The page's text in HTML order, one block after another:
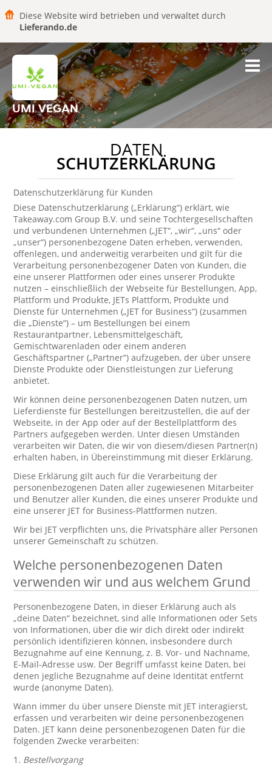
Diese Website wird betrieben und verwaltet durch
Lieferando.de
UMI VEGAN
DATEN
SCHUTZERKLÄRUNG
Datenschutzerklärung für Kunden
Diese Datenschutzerklärung („Erklärung“) erklärt, wie
Takeaway.com Group B.V. und seine Tochtergesellschaften
und verbundenen Unternehmen („JET“, „wir“, „uns“ oder
„unser“) personenbezogene Daten erheben, verwenden,
offenlegen, und anderweitig verarbeiten und gilt für die
Verarbeitung personenbezogener Daten von Kunden, die
eine unserer Plattformen oder eines unserer Produkte
nutzen – einschließlich der Webseite für Bestellungen, App,
Plattform und Produkte, JETs Plattform, Produkte und
Dienste für Unternehmen („JET for Business“) (zusammen
die „Dienste“) – um Bestellungen bei einem
Restaurantpartner, Lebensmittelgeschäft,
Gemischtwarenladen oder einem anderen
Geschäftspartner („Partner“) aufzugeben, der über unsere
Dienste Produkte oder Dienstleistungen zur Lieferung
anbietet.
Wir können deine personenbezogenen Daten nutzen, um
Lieferdienste für Bestellungen bereitzustellen, die auf der
Webseite, in der App oder auf der Bestellplattform des
Partners aufgegeben werden. Unter diesen Umständen
verarbeiten wir Daten, die wir von diesem/diesen Partner(n)
erhalten haben, in Übereinstimmung mit dieser Erklärung.
Diese Erklärung gilt auch für die Verarbeitung der
personenbezogenen Daten aller zugewiesenen Mitarbeiter
und Benutzer aller Kunden, die eines unserer Produkte und
eine unserer JET for Business-Plattformen nutzen.
Wir bei JET verpflichten uns, die Privatsphäre aller Personen
unserer Gemeinschaft zu schützen.
Welche personenbezogenen Daten
verwenden wir und aus welchem Grund
Personenbezogene Daten, in dieser Erklärung auch als
„deine Daten“ bezeichnet, sind alle Informationen oder Sets
von Informationen, über die wir dich direkt oder indirekt
persönlich identifizieren können, insbesondere durch
Bezugnahme auf eine Kennung, z. B. Vor- und Nachname,
E-Mail-Adresse usw. Der Begriff umfasst keine Daten, bei
denen jegliche Bezugnahme auf deine Identität entfernt
wurde (anonyme Daten).
Wann immer du über unsere Dienste mit JET interagierst,
erfassen und verarbeiten wir deine personenbezogenen
Daten. JET kann deine personenbezogenen Daten für die
folgenden Zwecke verarbeiten:
1. Bestellvorgang